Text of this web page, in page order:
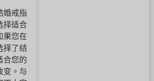
婚戒指
择适合
果您在
择了结
合您的
变。与